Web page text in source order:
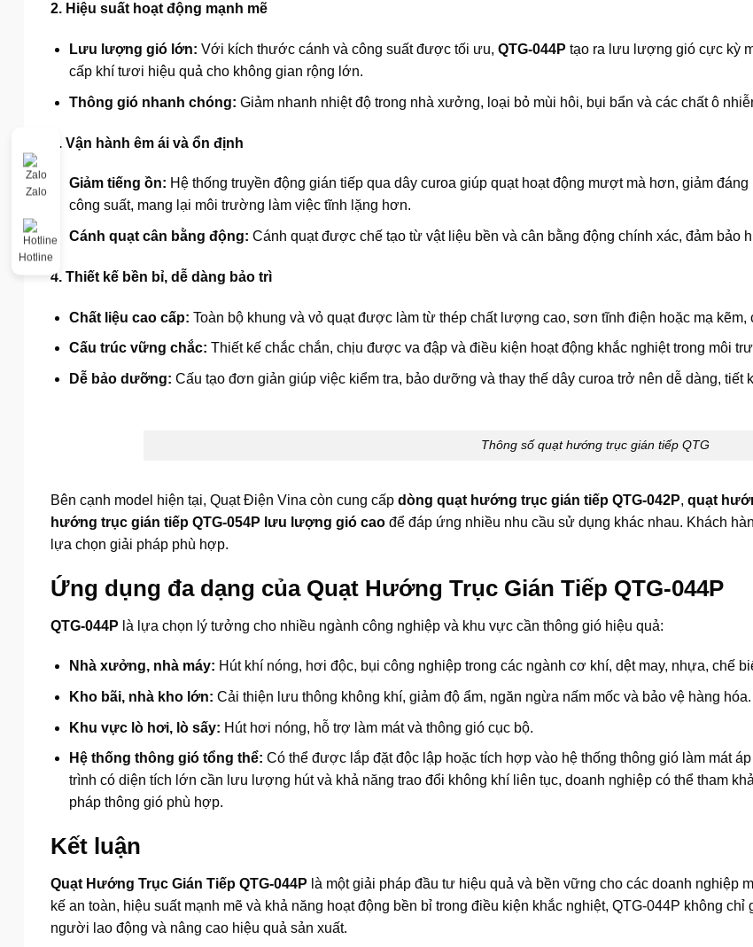
2. Hiệu suất hoạt động mạnh mẽ
Lưu lượng gió lớn: Với kích thước cánh và công suất được tối ưu, QTG-044P tạo ra lưu lượng gió cực kỳ
cấp khí tươi hiệu quả cho không gian rộng lớn.
Thông gió nhanh chóng: Giảm nhanh nhiệt độ trong nhà xưởng, loại bỏ mùi hôi, bụi bẩn và các chất ô
3. Vận hành êm ái và ổn định
Giảm tiếng ồn: Hệ thống truyền động gián tiếp qua dây curoa giúp quạt hoạt động mượt mà hơn, giảm
công suất, mang lại môi trường làm việc tĩnh lặng hơn.
Cánh quạt cân bằng động: Cánh quạt được chế tạo từ vật liệu bền và cân bằng động chính xác, đảm bảo
4. Thiết kế bền bỉ, dễ dàng bảo trì
Chất liệu cao cấp: Toàn bộ khung và vỏ quạt được làm từ thép chất lượng cao, sơn tĩnh điện hoặc mạ kẽm,
Cấu trúc vững chắc: Thiết kế chắc chắn, chịu được va đập và điều kiện hoạt động khắc nghiệt trong môi
Dễ bảo dưỡng: Cấu tạo đơn giản giúp việc kiểm tra, bảo dưỡng và thay thế dây curoa trở nên dễ dàng, tiết
Thông số quạt hướng trục gián tiếp QTG
Bên cạnh model hiện tại, Quạt Điện Vina còn cung cấp dòng quạt hướng trục gián tiếp QTG-042P, quạt
hướng trục gián tiếp QTG-054P lưu lượng gió cao để đáp ứng nhiều nhu cầu sử dụng khác nhau. Khách
lựa chọn giải pháp phù hợp.
Ứng dụng đa dạng của Quạt Hướng Trục Gián Tiếp QTG-044P
QTG-044P là lựa chọn lý tưởng cho nhiều ngành công nghiệp và khu vực cần thông gió hiệu quả:
Nhà xưởng, nhà máy: Hút khí nóng, hơi độc, bụi công nghiệp trong các ngành cơ khí, dệt may, nhựa, chế
Kho bãi, nhà kho lớn: Cải thiện lưu thông không khí, giảm độ ẩm, ngăn ngừa nấm mốc và bảo vệ hàng hóa.
Khu vực lò hơi, lò sấy: Hút hơi nóng, hỗ trợ làm mát và thông gió cục bộ.
Hệ thống thông gió tổng thể: Có thể được lắp đặt độc lập hoặc tích hợp vào hệ thống thông gió làm mát
trình có diện tích lớn cần lưu lượng hút và khả năng trao đổi không khí liên tục, doanh nghiệp có thể tham
pháp thông gió phù hợp.
Kết luận
Quạt Hướng Trục Gián Tiếp QTG-044P là một giải pháp đầu tư hiệu quả và bền vững cho các doanh
kế an toàn, hiệu suất mạnh mẽ và khả năng hoạt động bền bỉ trong điều kiện khắc nghiệt, QTG-044P không
người lao động và nâng cao hiệu quả sản xuất.
Zalo
Hotline